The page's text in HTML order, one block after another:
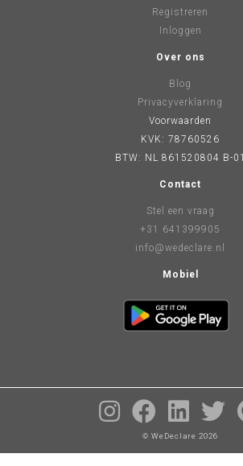
Registreren
Inloggen
Over ons
Blog
Privacyverklaring
Voorwaarden
KVK: 78760526
BTW: NL 861520804 B-01
Contact
Stel een vraag
+31 641399905
info@wedeclare.nl
Mobiel
© WeDeclare 2026